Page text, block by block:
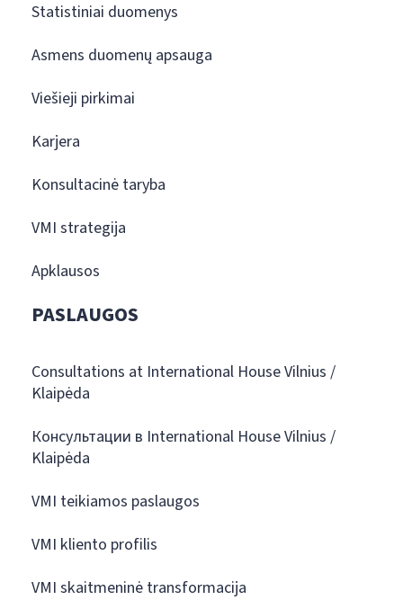
Statistiniai duomenys
Asmens duomenų apsauga
Viešieji pirkimai
Karjera
Konsultacinė taryba
VMI strategija
Apklausos
PASLAUGOS
Consultations at International House Vilnius /
Klaipėda
Консультации в International House Vilnius /
Klaipėda
VMI teikiamos paslaugos
VMI kliento profilis
VMI skaitmeninė transformacija